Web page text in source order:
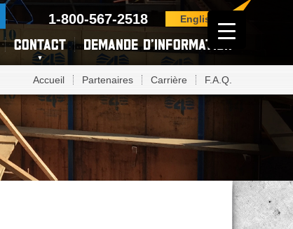
1-800-567-2518 English
CONTACT DEMANDE D’INFORMATION
Accueil Partenaires Carrière F.A.Q.